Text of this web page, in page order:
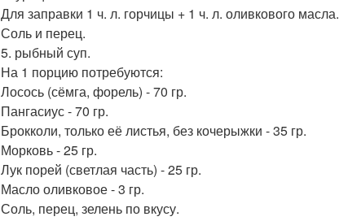
Для заправки 1 ч. л. горчицы + 1 ч. л. оливкового масла.
Соль и перец.
5. рыбный суп.
На 1 порцию потребуются:
Лосось (сёмга, форель) - 70 гр.
Пангасиус - 70 гр.
Брокколи, только её листья, без кочерыжки - 35 гр.
Морковь - 25 гр.
Лук порей (светлая часть) - 25 гр.
Масло оливковое - 3 гр.
Соль, перец, зелень по вкусу.